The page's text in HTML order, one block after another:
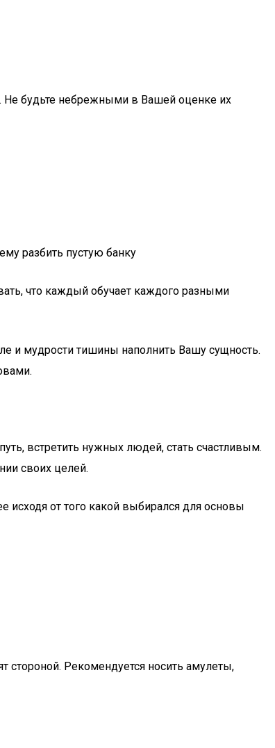
Не будьте небрежными в Вашей оценке их
разбить пустую банку
что каждый обучает каждого разными
и мудрости тишины наполнить Вашу сущность.
встретить нужных людей, стать счастливым.
своих целей.
от того какой выбирался для основы
стороной. Рекомендуется носить амулеты,